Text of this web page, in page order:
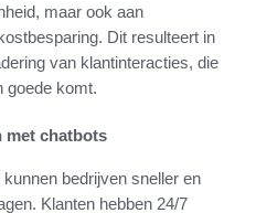
maar ook aan
Dit resulteert in
van klantinteracties, die
goede komt.
met chatbots
bedrijven sneller en
Klanten hebben 24/7